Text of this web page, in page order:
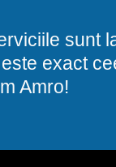
sunt
exact
Amro!